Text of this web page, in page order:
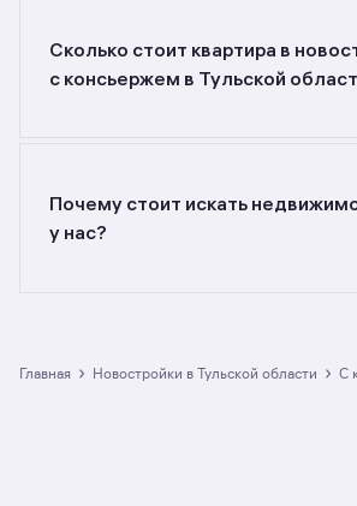
фильтрами или поиском в
Сколько стоит квартира в
c консьержем в Тульской
до кв. м., цена квадратного
до руб.
Почему стоит искать
у нас?
размещено 6 ЖК. Гарантия
Главная › Новостройки в Тульской области ›